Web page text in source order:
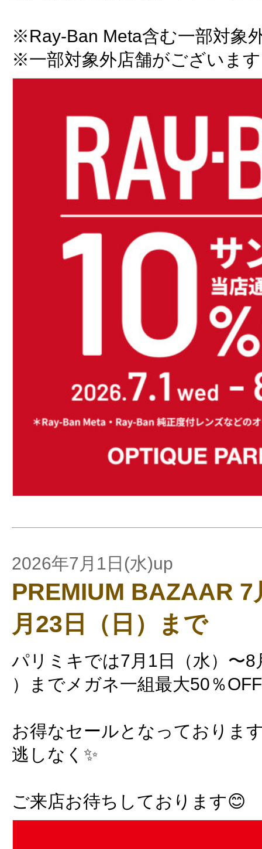
※Ray-Ban Meta含む一部対象
※一部対象外店舗がございま
2026年7月1日(水)up
PREMIUM BAZAAR 7
月23日（日）まで
パリミキでは7月1日（水）〜8
）までメガネ一組最大50％
お得なセールとなっておりま
逃しなく✨
ご来店お待ちしております😊